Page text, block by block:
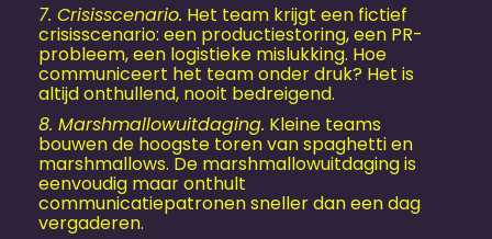
7. Crisisscenario. Het team krijgt een fictief
crisisscenario: een productiestoring, een PR-
probleem, een logistieke mislukking. Hoe
communiceert het team onder druk? Het is
altijd onthullend, nooit bedreigend.
8. Marshmallowuitdaging. Kleine teams
bouwen de hoogste toren van spaghetti en
marshmallows. De marshmallowuitdaging is
eenvoudig maar onthult
communicatiepatronen sneller dan een dag
vergaderen.